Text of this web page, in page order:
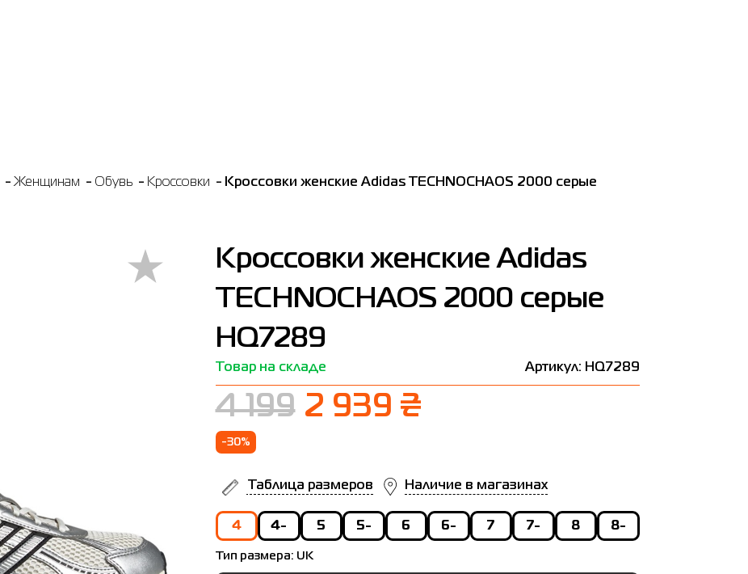
Женщинам Обувь Кроссовки Кроссовки женские Adidas TECHNOCHAOS 2000 серые
Кроссовки женские Adidas
TECHNOCHAOS 2000 серые
HQ7289
Товар на складе Артикул: HQ7289
4 199 2 939 ₴
-30%
Наличие в магазинах
Таблица размеров
4 4- 5 5- 6 6- 7 7- 8 8-
Тип размера: UK